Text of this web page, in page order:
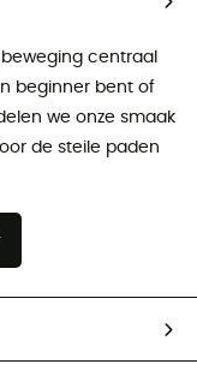
centraal
beginner bent of
we onze smaak
de steile paden